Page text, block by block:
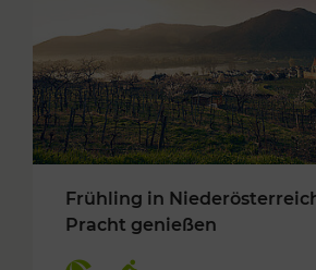
Frühling in
Pracht genießen